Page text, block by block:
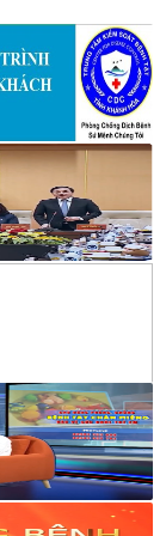
hành chính về
phản bác về
19 TẠI NHÀ
Thiệu kiêm
19 tỉnh
dịch